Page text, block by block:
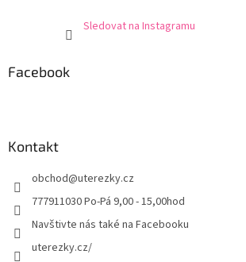
Sledovat na Instagramu
Facebook
Kontakt
obchod@uterezky.cz
777911030 Po-Pá 9,00 - 15,00hod
Navštivte nás také na Facebooku
uterezky.cz/